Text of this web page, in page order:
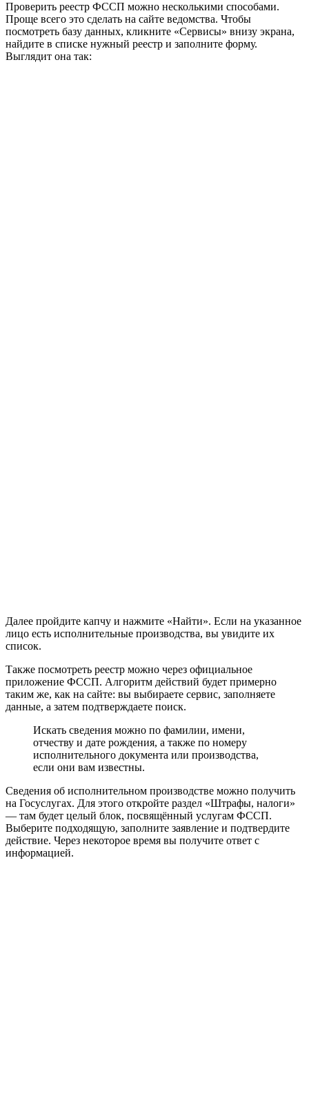
Проверить реестр ФССП можно несколькими способами.
Проще всего это сделать на сайте ведомства. Чтобы
посмотреть базу данных, кликните «Сервисы» внизу экрана,
найдите в списке нужный реестр и заполните форму.
Выглядит она так:
Далее пройдите капчу и нажмите «Найти». Если на указанное
лицо есть исполнительные производства, вы увидите их
список.
Также посмотреть реестр можно через официальное
приложение ФССП. Алгоритм действий будет примерно
таким же, как на сайте: вы выбираете сервис, заполняете
данные, а затем подтверждаете поиск.
Искать сведения можно по фамилии, имени,
отчеству и дате рождения, а также по номеру
исполнительного документа или производства,
если они вам известны.
Сведения об исполнительном производстве можно получить
на Госуслугах. Для этого откройте раздел «Штрафы, налоги»
— там будет целый блок, посвящённый услугам ФССП.
Выберите подходящую, заполните заявление и подтвердите
действие. Через некоторое время вы получите ответ с
информацией.